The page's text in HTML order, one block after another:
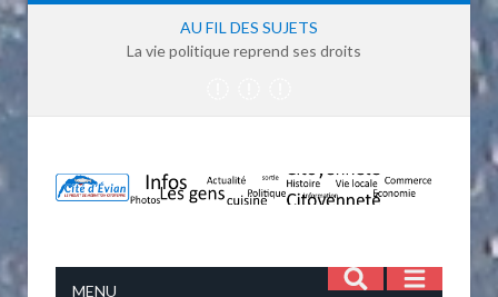
AU FIL DES SUJETS
La vie politique reprend ses droits
MENU